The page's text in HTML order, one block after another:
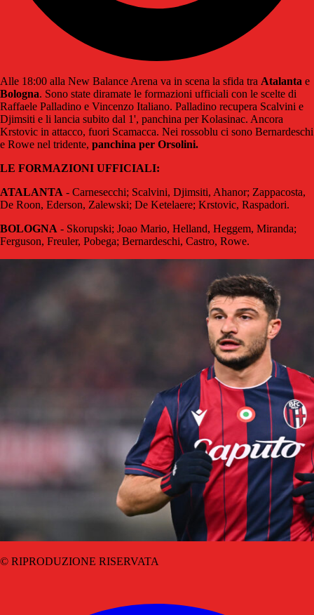
Alle 18:00 alla New Balance Arena va in scena la sfida tra Atalanta e
Bologna. Sono state diramate le formazioni ufficiali con le scelte di
Raffaele Palladino e Vincenzo Italiano. Palladino recupera Scalvini e
Djimsiti e li lancia subito dal 1', panchina per Kolasinac. Ancora
Krstovic in attacco, fuori Scamacca. Nei rossoblu ci sono Bernardeschi
e Rowe nel tridente, panchina per Orsolini.
LE FORMAZIONI UFFICIALI:
ATALANTA - Carnesecchi; Scalvini, Djimsiti, Ahanor; Zappacosta,
De Roon, Ederson, Zalewski; De Ketelaere; Krstovic, Raspadori.
BOLOGNA - Skorupski; Joao Mario, Helland, Heggem, Miranda;
Ferguson, Freuler, Pobega; Bernardeschi, Castro, Rowe.
© RIPRODUZIONE RISERVATA